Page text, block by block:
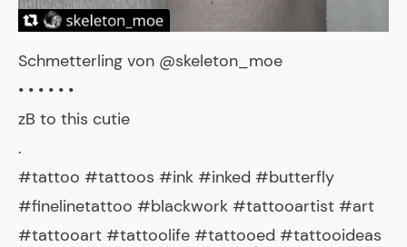
Schmetterling von @skeleton_moe
• • • • • •
zB to this cutie
.
#tattoo #tattoos #ink #inked #butterfly
#finelinetattoo #blackwork #tattooartist #art
#tattooart #tattoolife #tattooed #tattooideas